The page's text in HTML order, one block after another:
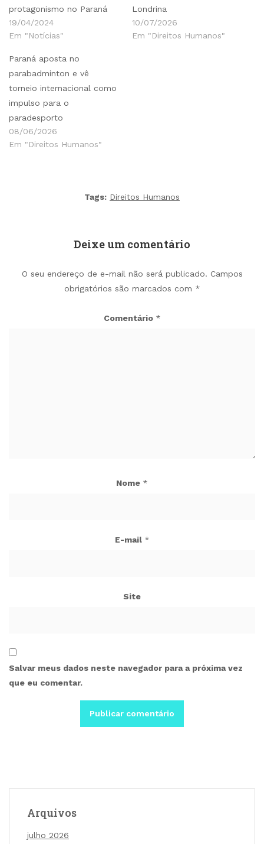
protagonismo no Paraná
19/04/2024
Em "Notícias"
Londrina
10/07/2026
Em "Direitos Humanos"
Paraná aposta no
parabadminton e vê
torneio internacional como
impulso para o
paradesporto
08/06/2026
Em "Direitos Humanos"
Tags: Direitos Humanos
Deixe um comentário
O seu endereço de e-mail não será publicado. Campos
obrigatórios são marcados com *
Comentário *
Nome *
E-mail *
Site
Salvar meus dados neste navegador para a próxima vez
que eu comentar.
Arquivos
julho 2026